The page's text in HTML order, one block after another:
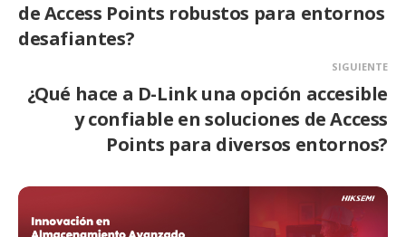
de Access Points robustos para entornos
desafiantes?
SIGUIENTE
¿Qué hace a D-Link una opción accesible
y confiable en soluciones de Access
Points para diversos entornos?